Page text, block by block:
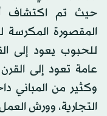
حيث تم اكتشاف
المقصورة المكرسة
للحبوب يعود إلى
عامة تعود إلى القرن
وكثير من المباني
التجارية، وورش